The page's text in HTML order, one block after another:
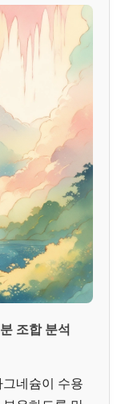
조합 분석
네슘이 수용